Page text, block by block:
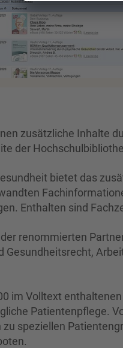
zusätzliche Inhalte
der
bietet das
Enthalten sind
renommierten
Gesundheitsrecht,
im Volltext
Patientenpflege.
speziellen